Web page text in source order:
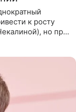
к росту
но при